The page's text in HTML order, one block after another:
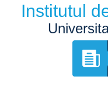
Institutul